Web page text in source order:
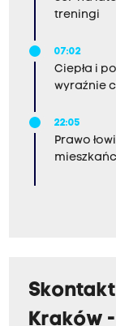
treningi
07:02
Ciepła i
wyraźnie
22:05
Prawo
Kraków